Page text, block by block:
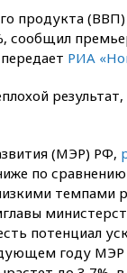
продукта
сообщил
РИА
(МЭР) РФ,
по
темпами
потенциал
году МЭР